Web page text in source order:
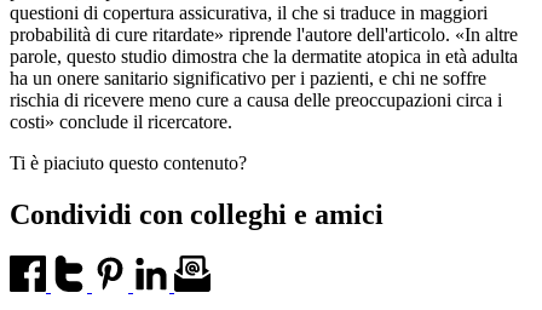
questioni di copertura assicurativa, il che si traduce in maggiori
probabilità di cure ritardate» riprende l'autore dell'articolo. «In altre
parole, questo studio dimostra che la dermatite atopica in età adulta
ha un onere sanitario significativo per i pazienti, e chi ne soffre
rischia di ricevere meno cure a causa delle preoccupazioni circa i
costi» conclude il ricercatore.
Ti è piaciuto questo contenuto?
Condividi con colleghi e amici